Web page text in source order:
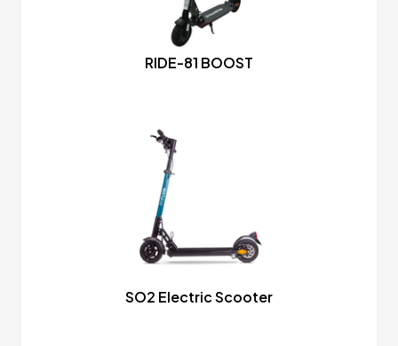
RIDE-81 BOOST
SO2 Electric Scooter